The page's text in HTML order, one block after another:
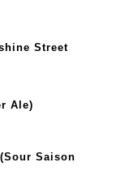
Street
Ale)
Saison